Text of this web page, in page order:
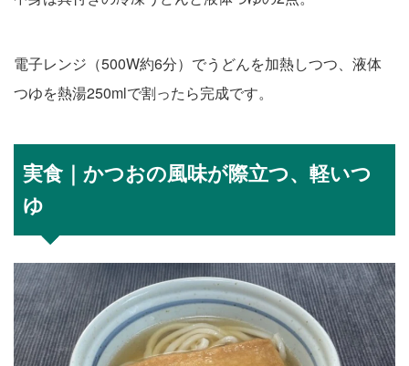
電子レンジ（500W約6分）でうどんを加熱しつつ、液体
つゆを熱湯250mlで割ったら完成です。
実食｜かつおの風味が際立つ、軽いつ
ゆ